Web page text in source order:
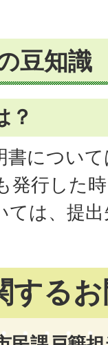
豆知識
？
書につい
発行した
ては、提
する